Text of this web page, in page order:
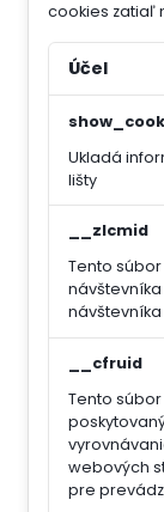
cookies zatiaľ
Účel
Ukladá
lišty
__zlcmid
Tento
__cfruid
Tento
webových
pre